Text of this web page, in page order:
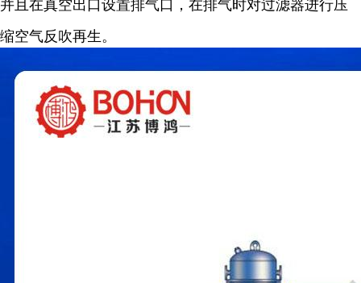
并且在真空出口设置排气口，在排气时对过滤器进行压
缩空气反吹再生。